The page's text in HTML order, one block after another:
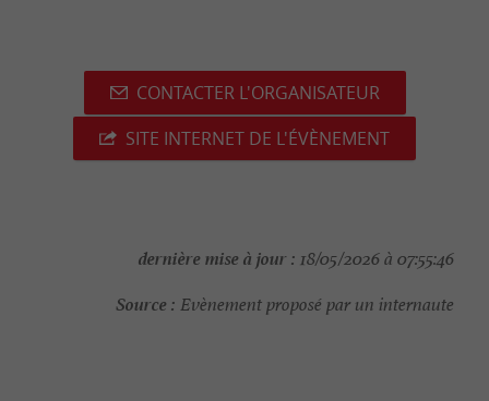
CONTACTER L'ORGANISATEUR
SITE INTERNET DE L'ÉVÈNEMENT
dernière mise à jour : 18/05/2026 à 07:55:46
Source : Evènement proposé par un internaute